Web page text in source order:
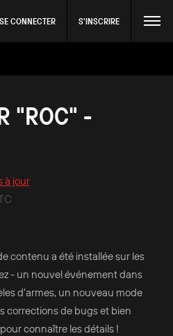
SE CONNECTER S'INSCRIRE
"ROC" -
à jour
contenu a été installée sur les
- un nouvel événement dans
d'armes, un nouveau mode
corrections de bugs et bien
connaître les détails !